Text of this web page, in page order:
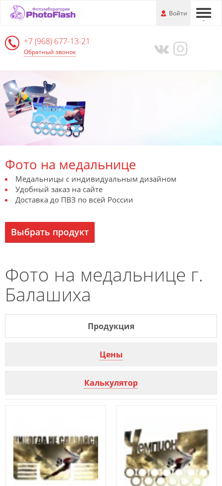
Перейти
к
информации
---
Войти
+7 (968) 677-13-21
Обратный звонок
Фото на медальнице
Медальницы с индивидуальным дизайном
Удобный заказ на сайте
Доставка до ПВЗ по всей России
Выбрать продукт
Фото на медальнице г.
Балашиха
Продукция
Цены
Калькулятор